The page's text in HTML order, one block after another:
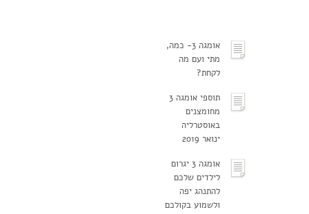
אומגה 3- כמה,
מתי ועם מה
לקחת?
תוספי אומגה 3
מחומצנים
באוסטרליה
ינואר 2019
אומגה 3 יגרום
לילדים שלכם
להתנהג יפה
ולשמוע בקולכם